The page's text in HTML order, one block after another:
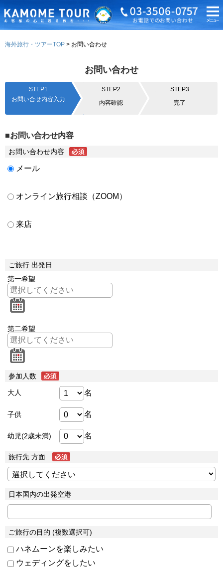
海外旅行・ツアーTOP お問い合わせ
お問い合わせ
STEP1
お問い合せ内容入力
STEP2
内容確認
STEP3
完了
■お問い合わせ内容
お問い合わせ内容
メール
オンライン旅行相談（ZOOM）
来店
ご旅行 出発日
第一希望
第二希望
参加人数
大人 名
子供 名
幼児(2歳未満) 名
旅行先 方面
日本国内の出発空港
ご旅行の目的 (複数選択可)
ハネムーンを楽しみたい
ウェディングをしたい